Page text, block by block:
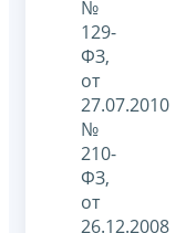
№
129-
ФЗ,
от
27.07.2010
№
210-
ФЗ,
от
26.12.2008